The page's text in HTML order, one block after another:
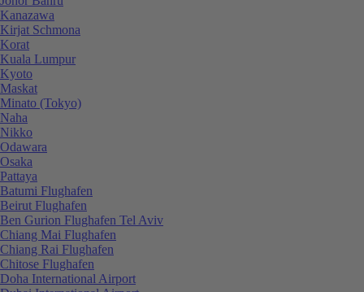
Kanazawa
Kirjat Schmona
Korat
Kuala Lumpur
Kyoto
Maskat
Minato (Tokyo)
Naha
Nikko
Odawara
Osaka
Pattaya
Batumi Flughafen
Beirut Flughafen
Ben Gurion Flughafen Tel Aviv
Chiang Mai Flughafen
Chiang Rai Flughafen
Chitose Flughafen
Doha International Airport